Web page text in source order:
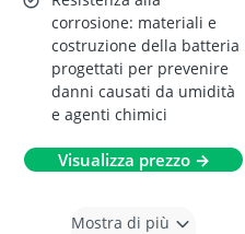
corrosione: materiali e
costruzione della batteria
progettati per prevenire
danni causati da umidità
e agenti chimici
Visualizza prezzo →
Mostra di più